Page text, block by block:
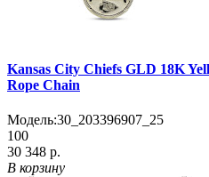
Kansas City Chiefs GLD 18K
Rope Chain
Модель:30_203396907_25
100
30 348 р.
В корзину